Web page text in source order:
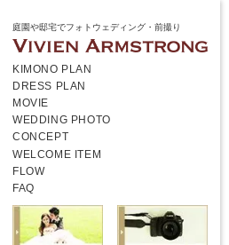
庭園や邸宅でフォトウェディング・前撮り
KIMONO PLAN
DRESS PLAN
MOVIE
WEDDING PHOTO
CONCEPT
WELCOME ITEM
FLOW
FAQ